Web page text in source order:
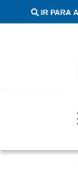
IR PARA